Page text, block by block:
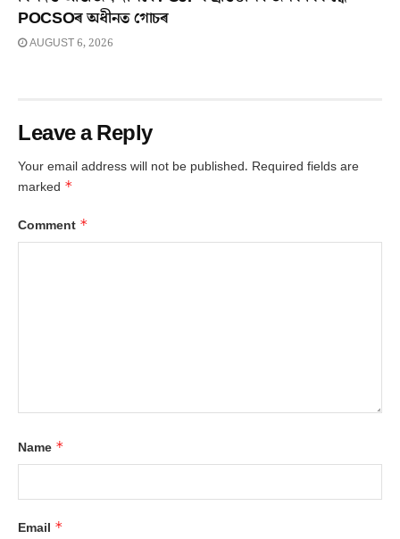
POCSOৰ অধীনত গোচৰ
AUGUST 6, 2026
Leave a Reply
Your email address will not be published. Required fields are
marked *
Comment *
Name *
Email *